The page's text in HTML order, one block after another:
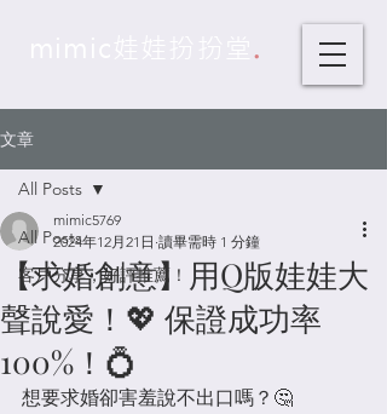
.
文章
All Posts
客戶分享，好評推薦！
All Posts
【求婚創意】用Q版娃娃大
聲說愛！💖 保證成功率
100%！💍
mimic5769
2024年12月21日 讀畢需時 1 分鐘
想要求婚卻害羞說不出口嗎？🤔